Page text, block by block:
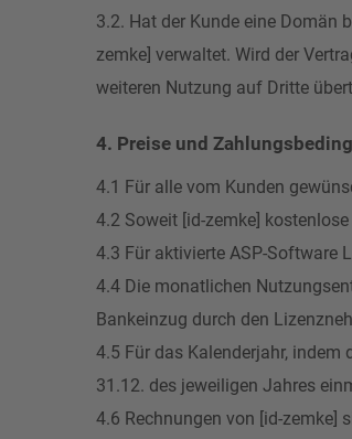
3.2. Hat der Kunde eine Domän
zemke] verwaltet. Wird der
weiteren Nutzung auf Dritte
4. Preise und
4.1 Für alle vom Kunden
4.2 Soweit [id-zemke]
4.3 Für aktivierte ASP-Software
4.4 Die monatlichen
Bankeinzug durch den
4.5 Für das Kalenderjahr,
31.12. des jeweiligen Jahres
4.6 Rechnungen von [id-zemke]